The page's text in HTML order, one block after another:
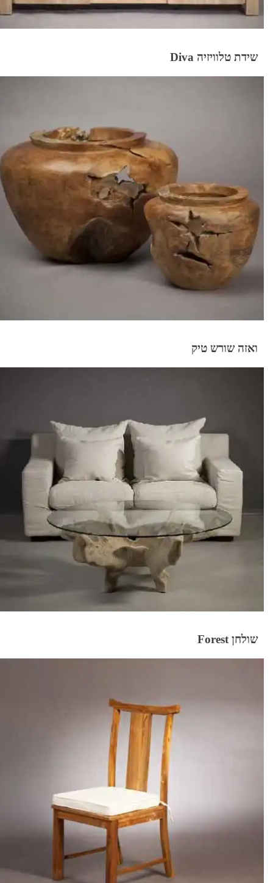
שידת טלוויזיה Diva
ואזה שורש טיק
שולחן Forest